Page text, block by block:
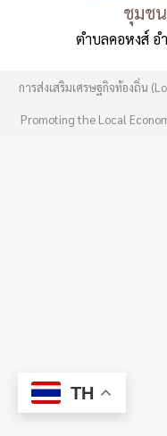
ชุมช
ตำบลคอหงส์ อ
การส่งเสริมเศรษฐกิจท้องถิ่น
Promoting the Local
TH